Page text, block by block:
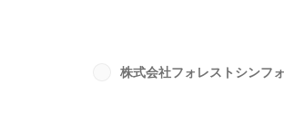
ご興味を持っていただけるきっか
社内でも一切開示されません。◇
株式会社フォレストシンフ